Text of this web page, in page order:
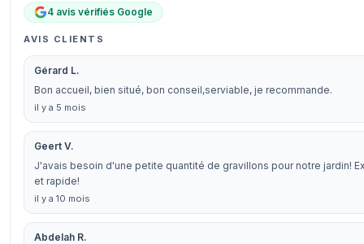
4 avis vérifiés Google
AVIS CLIENTS
Gérard L.
Bon accueil, bien situé, bon conseil,serviable, je recommande.
il y a 5 mois
Geert V.
J'avais besoin d'une petite quantité de gravillons pour notre jardin!
et rapide!
il y a 10 mois
Abdelah R.